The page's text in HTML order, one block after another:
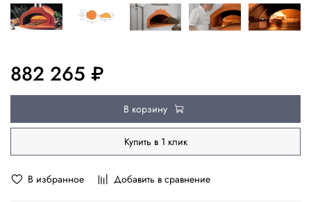
В избранное Добавить в сравнение
882 265 ₽
В корзину
Купить в 1 клик